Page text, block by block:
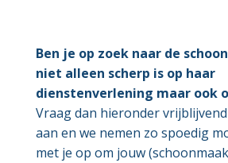
Ben je op zoek naar de
niet alleen scherp is op haar
dienstenverlening maar ook
Vraag dan hieronder
aan en we nemen zo spoedig
met je op om jouw